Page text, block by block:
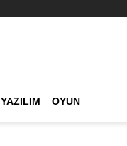
YAZILIM OYUN